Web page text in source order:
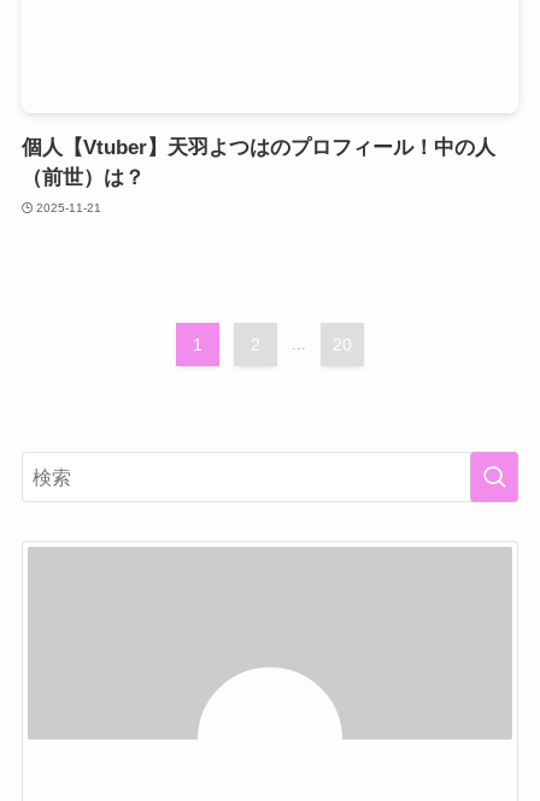
個人【Vtuber】天羽よつはのプロフィール！中の人
（前世）は？
2025-11-21
1 2 ... 20